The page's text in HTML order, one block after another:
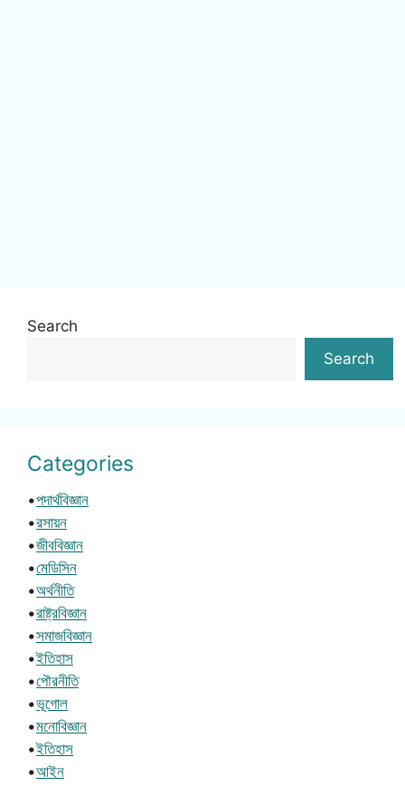
Search
Search
Categories
•পদার্থবিজ্ঞান
•রসায়ন
•জীববিজ্ঞান
•মেডিসিন
•অর্থনীতি
•রাষ্ট্রবিজ্ঞান
•সমাজবিজ্ঞান
•ইতিহাস
•পৌরনীতি
•ভূগোল
•মনোবিজ্ঞান
•ইতিহাস
•আইন